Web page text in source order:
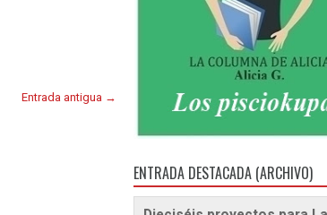
Entrada antigua →
ENTRADA DESTACADA (ARCHIVO)